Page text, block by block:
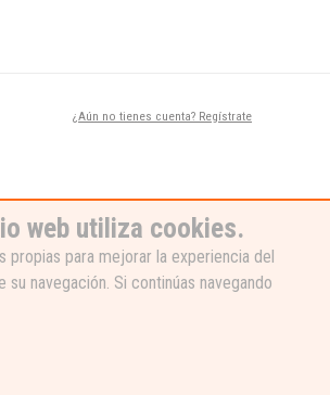
¿Aún no tienes cuenta? Regístrate
web utiliza cookies.
propias para mejorar la experiencia del
su navegación. Si continúas navegando
está listo